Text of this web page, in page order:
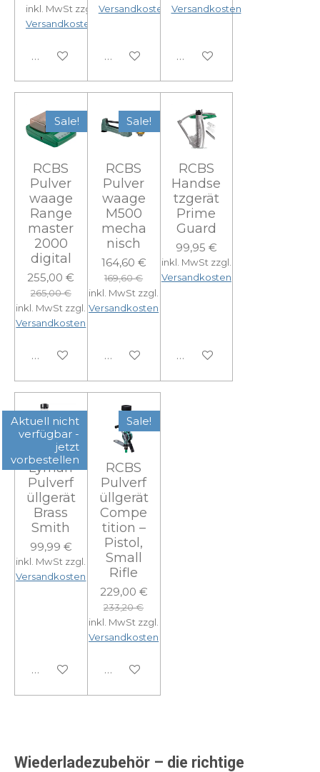
inkl. MwSt zzgl.
Versandkosten
In den Warenkorb
Versandkosten
In den Warenkorb
Versandkosten
In den Warenkorb
Sale!
RCBS
Pulver
waage
Range
master
2000
digital
255,00 €
265,00 €
inkl. MwSt zzgl.
Versandkosten
In den Warenkorb
Sale!
RCBS
Pulver
waage
M500
mecha
nisch
164,60 €
169,60 €
inkl. MwSt zzgl.
Versandkosten
In den Warenkorb
RCBS
Handse
tzgerät
Prime
Guard
99,95 €
inkl. MwSt zzgl.
Versandkosten
In den Warenkorb
Aktuell nicht
verfügbar -
jetzt
vorbestellen
Lyman
Pulverf
üllgerät
Brass
Smith
99,99 €
inkl. MwSt zzgl.
Versandkosten
In den Warenkorb
Sale!
RCBS
Pulverf
üllgerät
Compe
tition –
Pistol,
Small
Rifle
229,00 €
233,20 €
inkl. MwSt zzgl.
Versandkosten
In den Warenkorb
Wiederladezubehör – die richtige